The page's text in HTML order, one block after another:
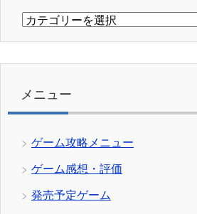
カ
リ
メニュー
ゲーム攻略メニュー
ゲーム感想・評価
発売予定ゲーム